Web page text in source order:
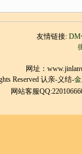
友情链接: DM
网址：
Reserved 认亲-义结-
网站客服